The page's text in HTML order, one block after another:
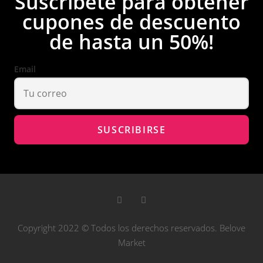
cupones de descuento
de hasta un 50%!
Email
Copyright 2022 © Todos los derechos reservados. Belove
Market